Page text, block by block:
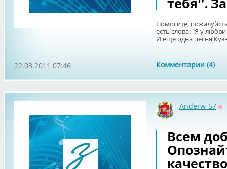
Помогите,
есть слова: "Я у
И еще одна песня
Комментарии (4)
22.03.2011 07:46
Anderw-57
Всем